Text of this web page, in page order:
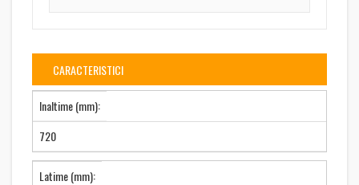
CARACTERISTICI
Inaltime (mm):
720
Latime (mm):